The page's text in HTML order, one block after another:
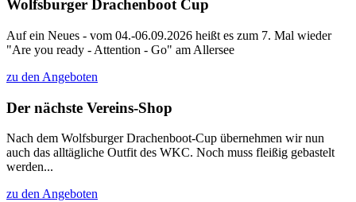
Wolfsburger Drachenboot Cup
Auf ein Neues - vom 04.-06.09.2026 heißt es zum 7. Mal wieder
"Are you ready - Attention - Go" am Allersee
zu den Angeboten
Der nächste Vereins-Shop
Nach dem Wolfsburger Drachenboot-Cup übernehmen wir nun
auch das alltägliche Outfit des WKC. Noch muss fleißig gebastelt
werden...
zu den Angeboten